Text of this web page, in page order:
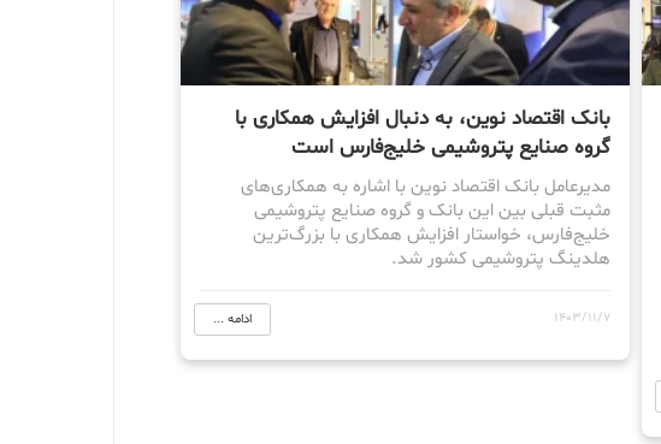
بانک اقتصاد نوین، به دنبال افزایش همکاری با
گروه صنایع پتروشیمی خلیج‌فارس است
مدیرعامل بانک اقتصاد نوین با اشاره به همکاری‌های
مثبت قبلی بین این بانک و گروه صنایع پتروشیمی
خلیج‌فارس، خواستار افزایش همکاری با بزرگ‌ترین
هلدینگ پتروشیمی کشور شد.
1403/11/7 ادامه ...